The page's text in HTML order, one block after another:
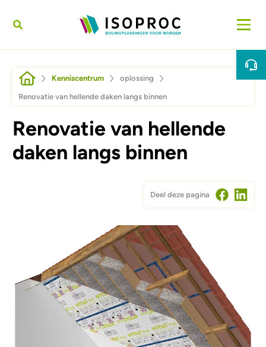
Kruimelpad
Kenniscentrum oplossing
Renovatie van hellende daken langs binnen
Renovatie van hellende
daken langs binnen
Deel deze pagina